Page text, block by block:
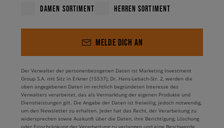
DAMEN SORTIMENT HERREN SORTIMENT
MELDE DICH AN
Der Verwalter der personenbezogenen Daten ist Marketing Investment
Group S.A. mit Sitz in Erkner (15537), Dr. Hans-Lebach-Str. 2, werden die
oben angegebenen Daten im rechtlich begründeten Interesse des
Verwalters verarbeitet, das als Vermarktung der eigenen Produkte und
Dienstleistungen gilt. Die Angabe der Daten ist freiwillig, jedoch notwendig,
um den Newsletter zu erhalten. Jeder hat das Recht, der Verarbeitung zu
widersprechen sowie Auskunft über die Daten, ihre Berichtigung, Löschung